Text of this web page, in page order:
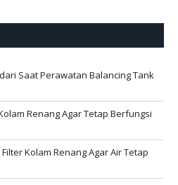
Saat Perawatan Balancing Tank
Renang Agar Tetap Berfungsi
Kolam Renang Agar Air Tetap